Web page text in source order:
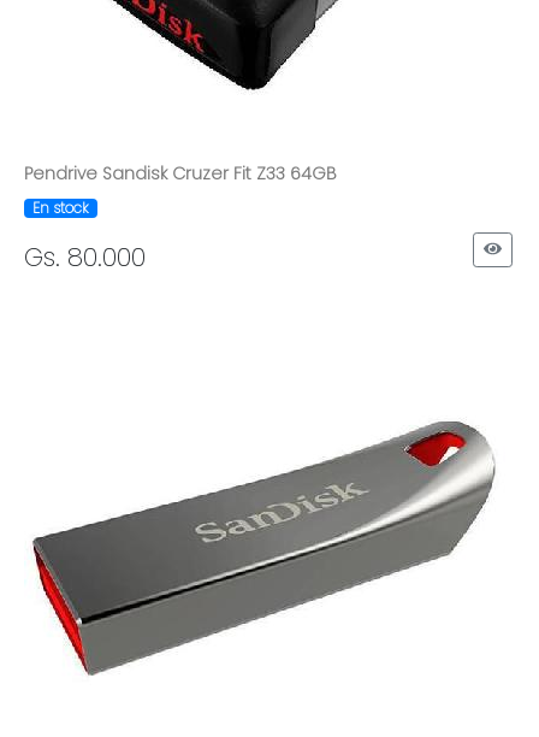
Pendrive Sandisk Cruzer Fit Z33 64GB
En stock
Gs. 80.000